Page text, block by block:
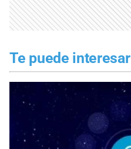
Te puede interesar